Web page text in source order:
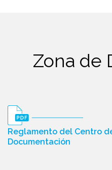
Zona de
Reglamento del Centro
Documentación